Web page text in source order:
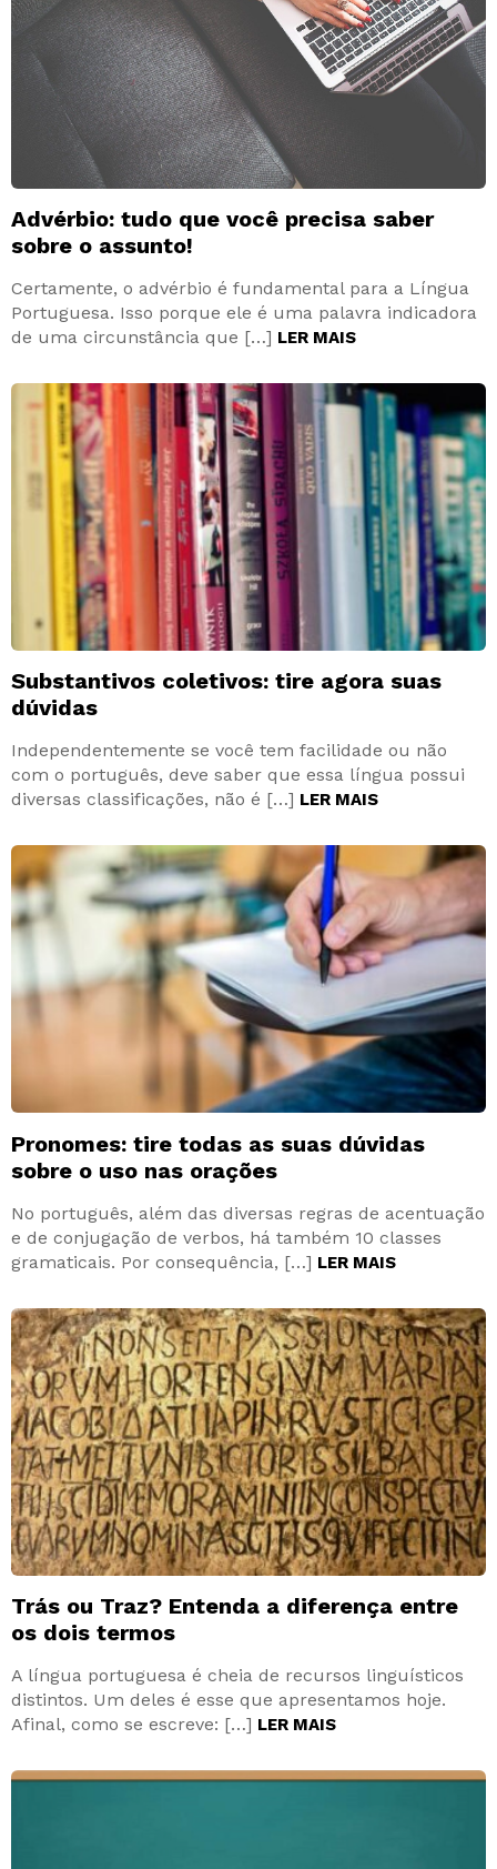
Advérbio: tudo que você precisa saber
sobre o assunto!
Certamente, o advérbio é fundamental para a Língua
Portuguesa. Isso porque ele é uma palavra indicadora
de uma circunstância que […] LER MAIS
Substantivos coletivos: tire agora suas
dúvidas
Independentemente se você tem facilidade ou não
com o português, deve saber que essa língua possui
diversas classificações, não é […] LER MAIS
Pronomes: tire todas as suas dúvidas
sobre o uso nas orações
No português, além das diversas regras de acentuação
e de conjugação de verbos, há também 10 classes
gramaticais. Por consequência, […] LER MAIS
Trás ou Traz? Entenda a diferença entre
os dois termos
A língua portuguesa é cheia de recursos linguísticos
distintos. Um deles é esse que apresentamos hoje.
Afinal, como se escreve: […] LER MAIS